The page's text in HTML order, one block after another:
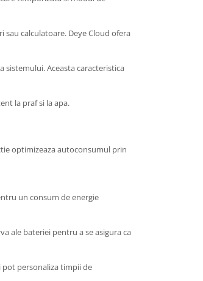
calculatoare. Deye Cloud ofera
sistemului. Aceasta caracteristica
la praf si la apa.
optimizeaza autoconsumul prin
un consum de energie
ale bateriei pentru a se asigura ca
pot personaliza timpii de